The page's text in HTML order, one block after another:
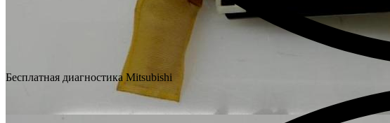
Бесплатная диагностика Mitsubishi